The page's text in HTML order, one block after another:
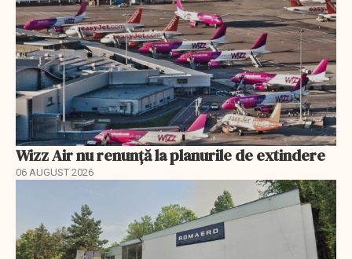
Wizz Air nu renunță la planurile de extindere
06 AUGUST 2026